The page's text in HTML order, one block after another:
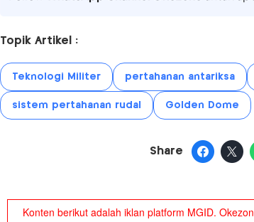
Topik Artikel :
Teknologi Militer pertahanan antariksa
sistem pertahanan rudal Golden Dome
Share